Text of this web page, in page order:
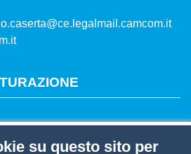
su questo sito per